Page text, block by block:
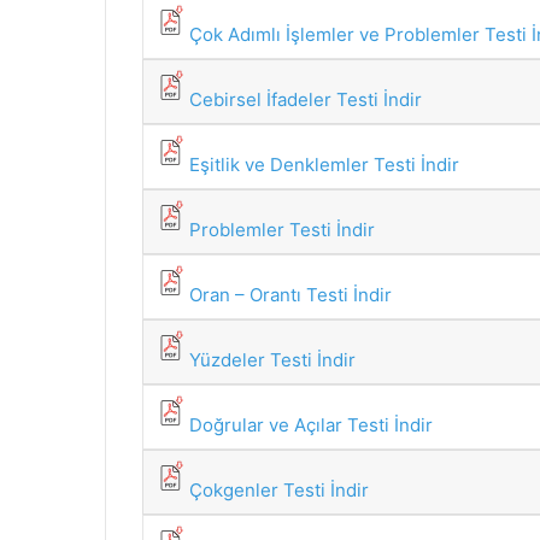
Çok Adımlı İşlemler ve Problemler Testi
Cebirsel İfadeler Testi İndir
Eşitlik ve Denklemler Testi İndir
Problemler Testi İndir
Oran – Orantı Testi İndir
Yüzdeler Testi İndir
Doğrular ve Açılar Testi İndir
Çokgenler Testi İndir